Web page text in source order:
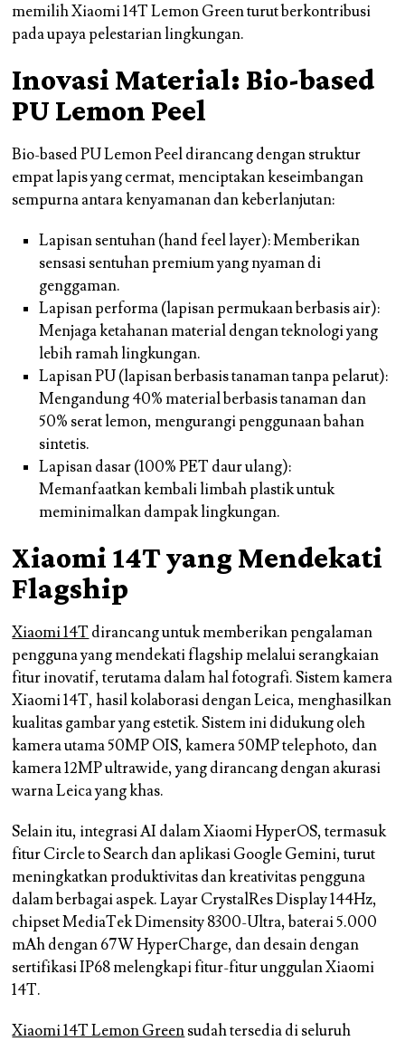
memilih Xiaomi 14T Lemon Green turut berkontribusi
pada upaya pelestarian lingkungan.
Inovasi Material: Bio-based
PU Lemon Peel
Bio-based PU Lemon Peel dirancang dengan struktur
empat lapis yang cermat, menciptakan keseimbangan
sempurna antara kenyamanan dan keberlanjutan:
Lapisan sentuhan (hand feel layer): Memberikan
sensasi sentuhan premium yang nyaman di
genggaman.
Lapisan performa (lapisan permukaan berbasis air):
Menjaga ketahanan material dengan teknologi yang
lebih ramah lingkungan.
Lapisan PU (lapisan berbasis tanaman tanpa pelarut):
Mengandung 40% material berbasis tanaman dan
50% serat lemon, mengurangi penggunaan bahan
sintetis.
Lapisan dasar (100% PET daur ulang):
Memanfaatkan kembali limbah plastik untuk
meminimalkan dampak lingkungan.
Xiaomi 14T yang Mendekati
Flagship
Xiaomi 14T dirancang untuk memberikan pengalaman
pengguna yang mendekati flagship melalui serangkaian
fitur inovatif, terutama dalam hal fotografi. Sistem kamera
Xiaomi 14T, hasil kolaborasi dengan Leica, menghasilkan
kualitas gambar yang estetik. Sistem ini didukung oleh
kamera utama 50MP OIS, kamera 50MP telephoto, dan
kamera 12MP ultrawide, yang dirancang dengan akurasi
warna Leica yang khas.
Selain itu, integrasi AI dalam Xiaomi HyperOS, termasuk
fitur Circle to Search dan aplikasi Google Gemini, turut
meningkatkan produktivitas dan kreativitas pengguna
dalam berbagai aspek. Layar CrystalRes Display 144Hz,
chipset MediaTek Dimensity 8300-Ultra, baterai 5.000
mAh dengan 67W HyperCharge, dan desain dengan
sertifikasi IP68 melengkapi fitur-fitur unggulan Xiaomi
14T.
Xiaomi 14T Lemon Greensudah tersedia di seluruh